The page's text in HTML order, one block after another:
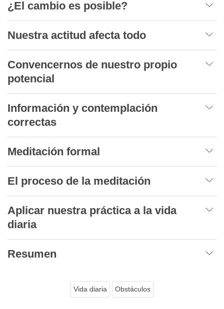
¿El cambio es posible?
Nuestra actitud afecta todo
Convencernos de nuestro propio
potencial
Información y contemplación
correctas
Meditación formal
El proceso de la meditación
Aplicar nuestra práctica a la vida
diaria
Resumen
Vida diaria Obstáculos